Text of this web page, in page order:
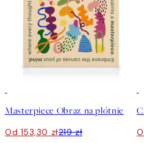
Masterpiece Obraz na płótnie
Od 153,30 zł219 zł